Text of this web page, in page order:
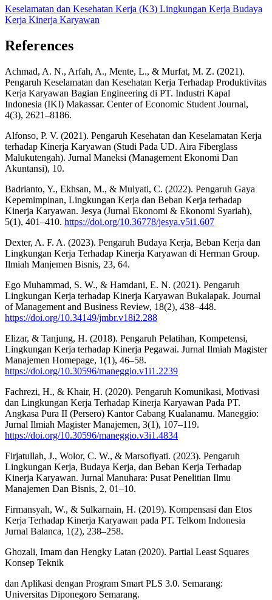
Keselamatan dan Kesehatan Kerja (K3) Lingkungan Kerja Budaya
Kerja Kinerja Karyawan
References
Achmad, A. N., Arfah, A., Mente, L., & Murfat, M. Z. (2021).
Pengaruh Keselamatan dan Kesehatan Kerja Terhadap Produktivitas
Kerja Karyawan Bagian Engineering di PT. Industri Kapal
Indonesia (IKI) Makassar. Center of Economic Student Journal,
4(3), 2621–8186.
Alfonso, P. V. (2021). Pengaruh Kesehatan dan Keselamatan Kerja
terhadap Kinerja Karyawan (Studi Pada UD. Aira Fiberglass
Malukutengah). Jurnal Maneksi (Management Ekonomi Dan
Akuntansi), 10.
Badrianto, Y., Ekhsan, M., & Mulyati, C. (2022). Pengaruh Gaya
Kepemimpinan, Lingkungan Kerja dan Beban Kerja terhadap
Kinerja Karyawan. Jesya (Jurnal Ekonomi & Ekonomi Syariah),
5(1), 401–410. https://doi.org/10.36778/jesya.v5i1.607
Dexter, A. F. A. (2023). Pengaruh Budaya Kerja, Beban Kerja dan
Lingkungan Kerja Terhadap Kinerja Karyawan di Herman Group.
Ilmiah Manjemen Bisnis, 23, 64.
Ego Muhammad, S. W., & Hamdani, E. N. (2021). Pengaruh
Lingkungan Kerja terhadap Kinerja Karyawan Bukalapak. Journal
of Management and Business Review, 18(2), 438–448.
https://doi.org/10.34149/jmbr.v18i2.288
Elizar, & Tanjung, H. (2018). Pengaruh Pelatihan, Kompetensi,
Lingkungan Kerja terhadap Kinerja Pegawai. Jurnal Ilmiah Magister
Manajemen Homepage, 1(1), 46–58.
https://doi.org/10.30596/maneggio.v1i1.2239
Fachrezi, H., & Khair, H. (2020). Pengaruh Komunikasi, Motivasi
dan Lingkungan Kerja Terhadap Kinerja Karyawan Pada PT.
Angkasa Pura II (Persero) Kantor Cabang Kualanamu. Maneggio:
Jurnal Ilmiah Magister Manajemen, 3(1), 107–119.
https://doi.org/10.30596/maneggio.v3i1.4834
Firjatullah, J., Wolor, C. W., & Marsofiyati. (2023). Pengaruh
Lingkungan Kerja, Budaya Kerja, dan Beban Kerja Terhadap
Kinerja Karyawan. Jurnal Manuhara: Pusat Penelitian Ilmu
Manajemen Dan Bisnis, 2, 01–10.
Firmansyah, W., & Sulkarnain, H. (2019). Kompensasi dan Etos
Kerja Terhadap Kinerja Karyawan pada PT. Telkom Indonesia
Jurnal Balanca, 1(2), 238–258.
Ghozali, Imam dan Hengky Latan (2020). Partial Least Squares
Konsep Teknik
dan Aplikasi dengan Program Smart PLS 3.0. Semarang:
Universitas Diponegoro Semarang.